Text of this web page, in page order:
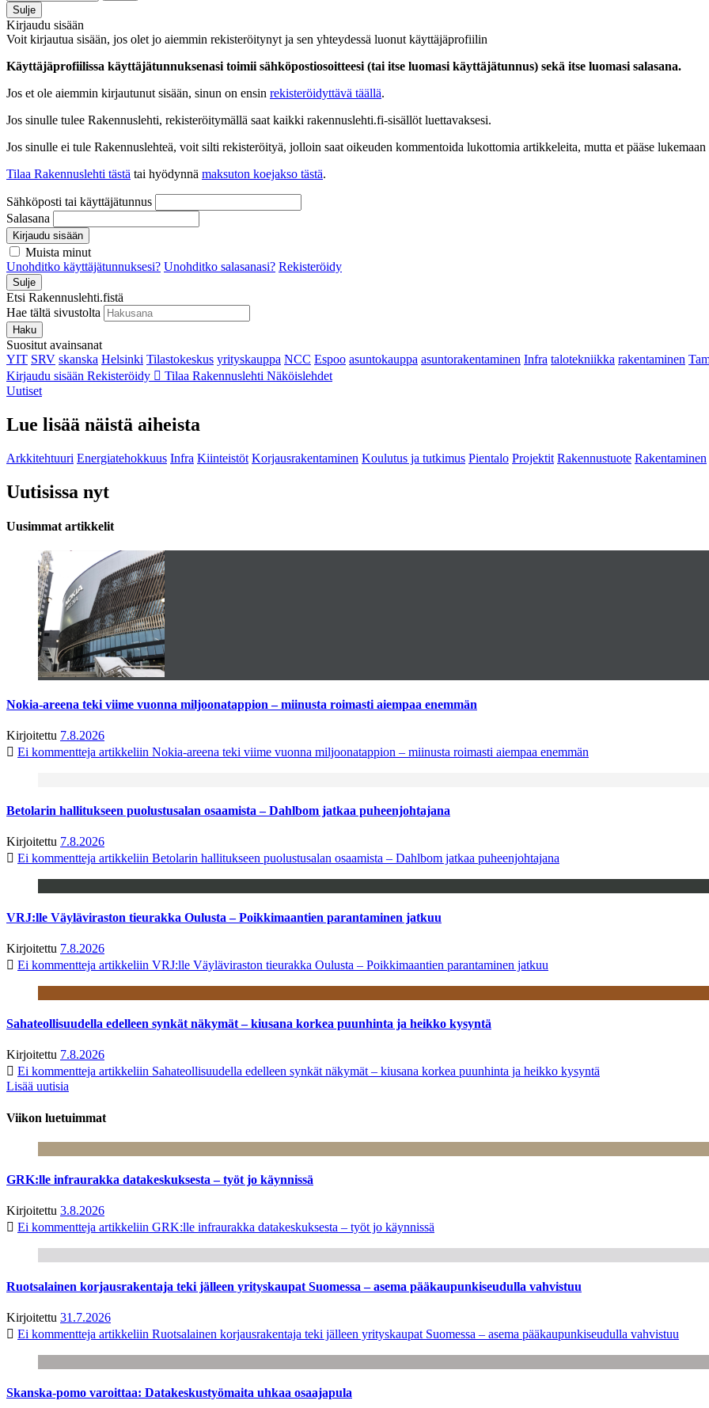
Sulje
Kirjaudu sisään
Voit kirjautua sisään, jos olet jo aiemmin rekisteröitynyt ja sen yhteydessä luonut käyttäjäprofiilin
Käyttäjäprofiilissa käyttäjätunnuksenasi toimii sähköpostiosoitteesi (tai itse luomasi käyttäjätunnus) sekä itse luomasi salasana.
Jos et ole aiemmin kirjautunut sisään, sinun on ensin rekisteröidyttävä täällä.
Jos sinulle tulee Rakennuslehti, rekisteröitymällä saat kaikki rakennuslehti.fi-sisällöt luettavaksesi.
Jos sinulle ei tule Rakennuslehteä, voit silti rekisteröityä, jolloin saat oikeuden kommentoida lukottomia artikkeleita, mutta et pääse
Tilaa Rakennuslehti tästä tai hyödynnä maksuton koejakso tästä.
Sähköposti tai käyttäjätunnus
Salasana
Kirjaudu sisään
Muista minut
Unohditko käyttäjätunnuksesi? Unohditko salasanasi? Rekisteröidy
Sulje
Etsi Rakennuslehti.fistä
Hae tältä sivustolta
Haku
Suositut avainsanat
YIT SRV skanska Helsinki Tilastokeskus yrityskauppa NCC Espoo asuntokauppa asuntorakentaminen Infra talotekniikka rakentaminen
Kirjaudu sisään Rekisteröidy Tilaa Rakennuslehti Näköislehdet
Uutiset
Lue lisää näistä aiheista
Arkkitehtuuri Energiatehokkuus Infra Kiinteistöt Korjausrakentaminen Koulutus ja tutkimus Pientalo Projektit Rakennustuote Rakentaminen
Uutisissa nyt
Uusimmat artikkelit
Nokia-areena teki viime vuonna miljoonatappion – miinusta roimasti aiempaa enemmän
Kirjoitettu 7.8.2026
Ei kommentteja artikkeliin Nokia-areena teki viime vuonna miljoonatappion – miinusta roimasti aiempaa enemmän
Betolarin hallitukseen puolustusalan osaamista – Dahlbom jatkaa puheenjohtajana
Kirjoitettu 7.8.2026
Ei kommentteja artikkeliin Betolarin hallitukseen puolustusalan osaamista – Dahlbom jatkaa puheenjohtajana
VRJ:lle Väyläviraston tieurakka Oulusta – Poikkimaantien parantaminen jatkuu
Kirjoitettu 7.8.2026
Ei kommentteja artikkeliin VRJ:lle Väyläviraston tieurakka Oulusta – Poikkimaantien parantaminen jatkuu
Sahateollisuudella edelleen synkät näkymät – kiusana korkea puunhinta ja heikko kysyntä
Kirjoitettu 7.8.2026
Ei kommentteja artikkeliin Sahateollisuudella edelleen synkät näkymät – kiusana korkea puunhinta ja heikko kysyntä
Lisää uutisia
Viikon luetuimmat
GRK:lle infraurakka datakeskuksesta – työt jo käynnissä
Kirjoitettu 3.8.2026
Ei kommentteja artikkeliin GRK:lle infraurakka datakeskuksesta – työt jo käynnissä
Ruotsalainen korjausrakentaja teki jälleen yrityskaupat Suomessa – asema pääkaupunkiseudulla vahvistuu
Kirjoitettu 31.7.2026
Ei kommentteja artikkeliin Ruotsalainen korjausrakentaja teki jälleen yrityskaupat Suomessa – asema pääkaupunkiseudulla vahvistuu
Skanska-pomo varoittaa: Datakeskustyömaita uhkaa osaajapula